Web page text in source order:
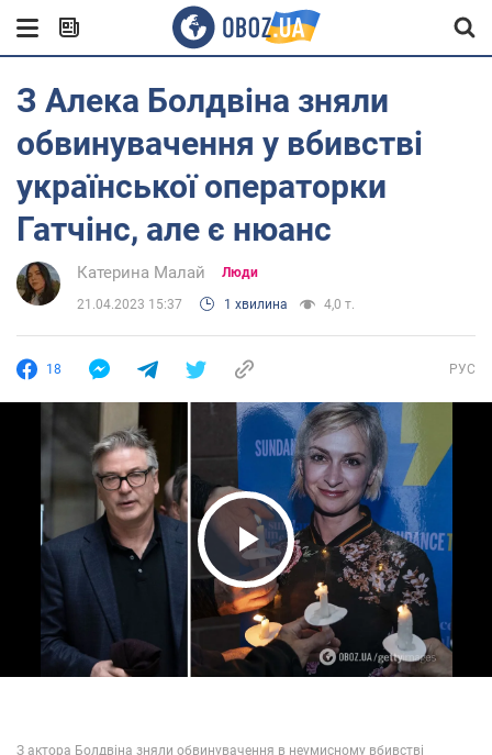
З Алека Болдвіна зняли
обвинувачення у вбивстві
української операторки
Гатчінс, але є нюанс
Катерина Малай Люди
21.04.2023 15:37 1 хвилина 4,0 т.
18 РУС
Play Video